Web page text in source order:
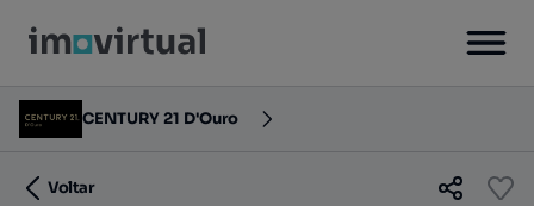
CENTURY 21 D'Ouro
Voltar